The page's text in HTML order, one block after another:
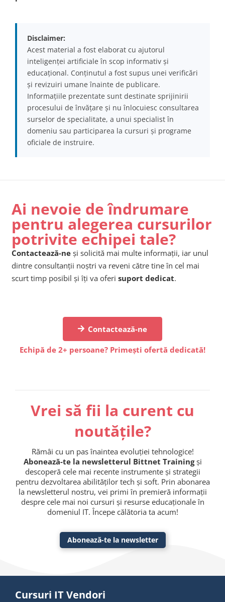
Disclaimer:
Acest material a fost elaborat cu ajutorul
inteligenței artificiale în scop informativ și
educațional. Conținutul a fost supus unei verificări
și revizuiri umane înainte de publicare.
Informațiile prezentate sunt destinate sprijinirii
procesului de învățare și nu înlocuiesc consultarea
surselor de specialitate, a unui specialist în
domeniu sau participarea la cursuri și programe
oficiale de instruire.
Ai nevoie de îndrumare
pentru alegerea cursurilor
potrivite echipei tale?
Contactează-ne și solicită mai multe informații, iar unul
dintre consultanții noștri va reveni către tine în cel mai
scurt timp posibil și îți va oferi suport dedicat.
Contactează-ne
Echipă de 2+ persoane? Primești ofertă dedicată!
Vrei să fii la curent cu
noutățile?
Rămâi cu un pas înaintea evoluției tehnologice!
Abonează-te la newsletterul Bittnet Trainingși
descoperă cele mai recente instrumente și strategii
pentru dezvoltarea abilităților tech și soft. Prin abonarea
la newsletterul nostru, vei primi în premieră informații
despre cele mai noi cursuri și resurse educaționale în
domeniul IT. Începe călătoria ta acum!
Abonează-te la newsletter
Cursuri IT Vendori